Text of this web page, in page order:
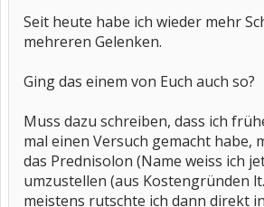
Seit heute habe ich wieder mehr
mehreren Gelenken.
Ging das einem von Euch auch so?
Muss dazu schreiben, dass ich
mal einen Versuch gemacht habe,
das Prednisolon (Name weiss ich
umzustellen (aus Kostengründen
meistens rutschte ich dann direkt